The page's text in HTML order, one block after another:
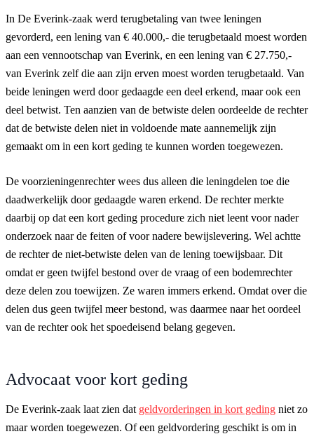
In De Everink-zaak werd terugbetaling van twee leningen
gevorderd, een lening van € 40.000,- die terugbetaald moest worden
aan een vennootschap van Everink, en een lening van € 27.750,-
van Everink zelf die aan zijn erven moest worden terugbetaald. Van
beide leningen werd door gedaagde een deel erkend, maar ook een
deel betwist. Ten aanzien van de betwiste delen oordeelde de rechter
dat de betwiste delen niet in voldoende mate aannemelijk zijn
gemaakt om in een kort geding te kunnen worden toegewezen.
De voorzieningenrechter wees dus alleen die leningdelen toe die
daadwerkelijk door gedaagde waren erkend. De rechter merkte
daarbij op dat een kort geding procedure zich niet leent voor nader
onderzoek naar de feiten of voor nadere bewijslevering. Wel achtte
de rechter de niet-betwiste delen van de lening toewijsbaar. Dit
omdat er geen twijfel bestond over de vraag of een bodemrechter
deze delen zou toewijzen. Ze waren immers erkend. Omdat over die
delen dus geen twijfel meer bestond, was daarmee naar het oordeel
van de rechter ook het spoedeisend belang gegeven.
Advocaat voor kort geding
De Everink-zaak laat zien dat geldvorderingen in kort geding niet zo
maar worden toegewezen. Of een geldvordering geschikt is om in